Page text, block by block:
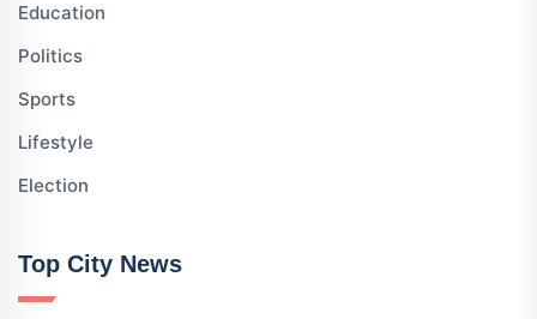
Education
Politics
Sports
Lifestyle
Election
Top City News